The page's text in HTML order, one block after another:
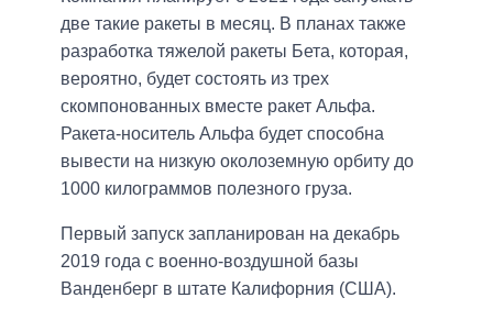
две такие ракеты в месяц. В планах также
разработка тяжелой ракеты Бета, которая,
вероятно, будет состоять из трех
скомпонованных вместе ракет Альфа.
Ракета-носитель Альфа будет способна
вывести на низкую околоземную орбиту до
1000 килограммов полезного груза.
Первый запуск запланирован на декабрь
2019 года с военно-воздушной базы
Ванденберг в штате Калифорния (США).